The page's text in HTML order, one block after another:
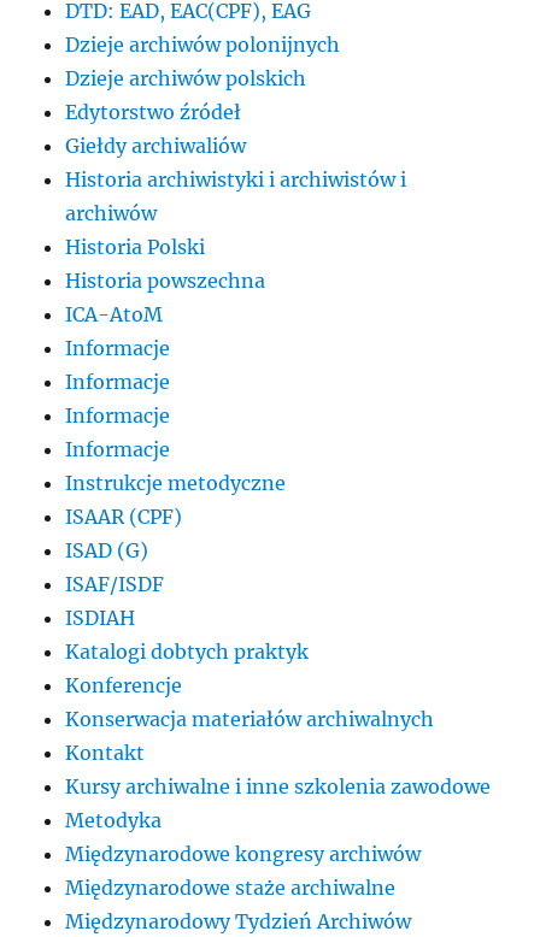
DTD: EAD, EAC(CPF), EAG
Dzieje archiwów polonijnych
Dzieje archiwów polskich
Edytorstwo źródeł
Giełdy archiwaliów
Historia archiwistyki i archiwistów i
archiwów
Historia Polski
Historia powszechna
ICA-AtoM
Informacje
Informacje
Informacje
Informacje
Instrukcje metodyczne
ISAAR (CPF)
ISAD (G)
ISAF/ISDF
ISDIAH
Katalogi dobtych praktyk
Konferencje
Konserwacja materiałów archiwalnych
Kontakt
Kursy archiwalne i inne szkolenia zawodowe
Metodyka
Międzynarodowe kongresy archiwów
Międzynarodowe staże archiwalne
Międzynarodowy Tydzień Archiwów